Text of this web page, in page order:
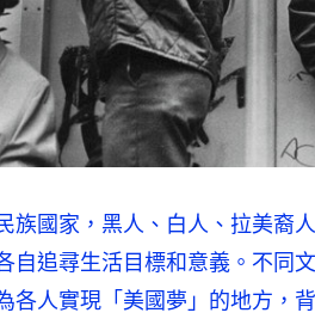
族國家，黑人、白人、拉美裔
自追尋生活目標和意義。不同
各人實現「美國夢」的地方，